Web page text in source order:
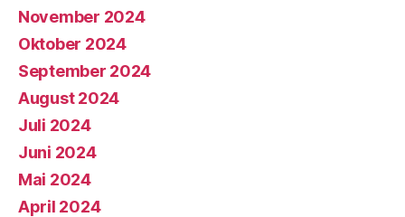
November 2024
Oktober 2024
September 2024
August 2024
Juli 2024
Juni 2024
Mai 2024
April 2024